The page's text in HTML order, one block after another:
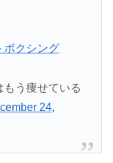
ボクシング
う痩せている
24,